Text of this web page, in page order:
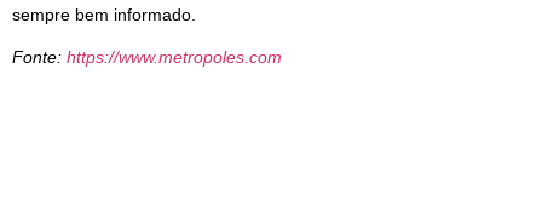
sempre bem informado.
Fonte: https://www.metropoles.com